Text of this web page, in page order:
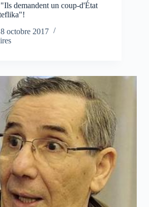
demandent un coup-d'État
8 octobre 2017